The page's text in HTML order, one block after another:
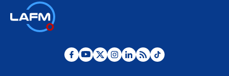
Posesión de Abelardo De La Espriella